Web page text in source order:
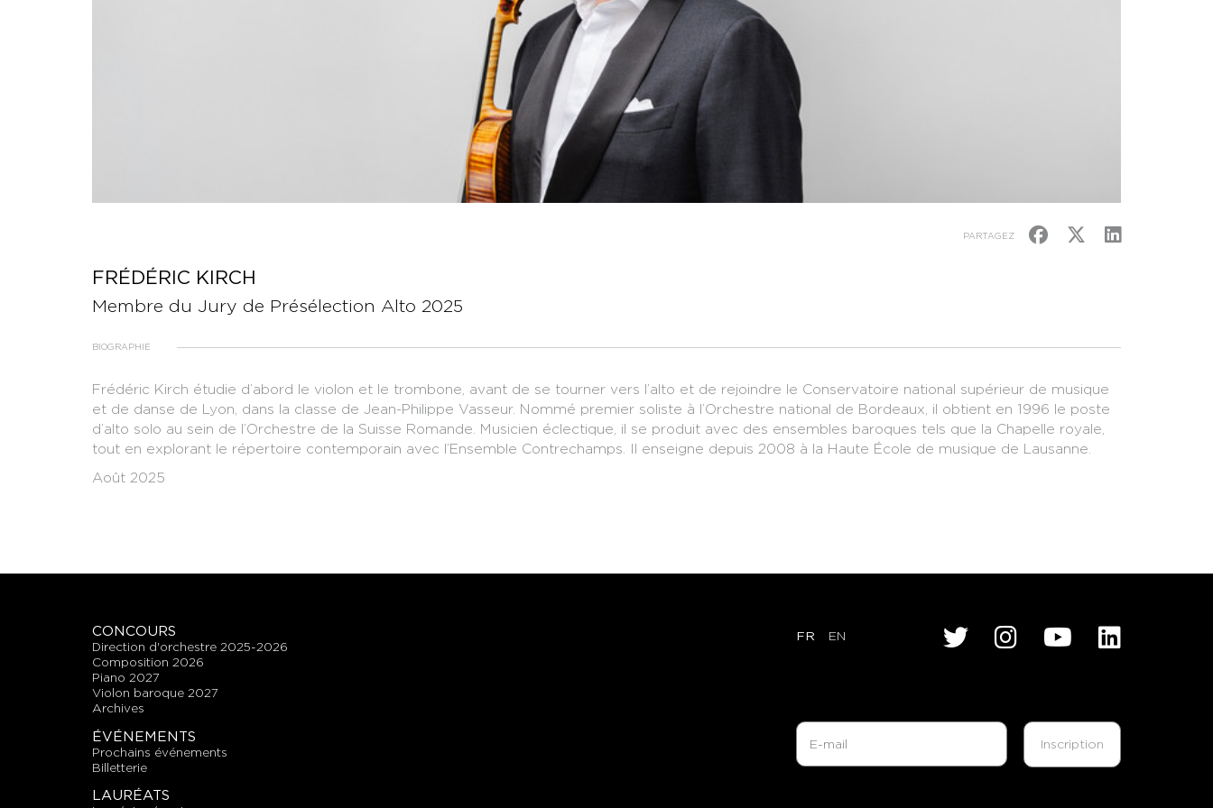
PARTAGEZ
FRÉDÉRIC KIRCH
Membre du Jury de Présélection Alto 2025
BIOGRAPHIE
Frédéric Kirch étudie d’abord le violon et le trombone, avant de se tourner vers l’alto et de rejoindre le Conservatoire national supérieur de musique
et de danse de Lyon, dans la classe de Jean-Philippe Vasseur. Nommé premier soliste à l’Orchestre national de Bordeaux, il obtient en 1996 le poste
d’alto solo au sein de l’Orchestre de la Suisse Romande. Musicien éclectique, il se produit avec des ensembles baroques tels que la Chapelle royale,
tout en explorant le répertoire contemporain avec l’Ensemble Contrechamps. Il enseigne depuis 2008 à la Haute École de musique de Lausanne.
Août 2025
CONCOURS
direction d'orchestre 2025-2026
composition 2026
piano 2027
violon baroque 2027
archives
ÉVÉNEMENTS
prochains événements
billetterie
LAURÉATS
FR EN